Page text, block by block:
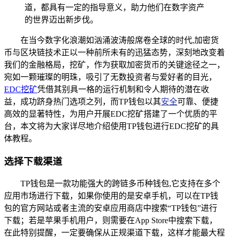
道，都具有一定的指导意义，助力他们在数字资产
的世界迈出新步伐。
在当今数字化浪潮如汹涌波涛般席卷全球的时代,加密货
币与区块链技术正以一种前所未有的迅猛态势，深刻地改变着
我们的金融格局，挖矿，作为获取加密货币的关键途径之一，
宛如一颗璀璨的明珠，吸引了无数投资者与爱好者的目光，
EDC挖矿凭借其别具一格的运行机制和令人期待的潜在收
益，成功跻身热门选项之列，而TP钱包以其安全可靠、便捷
高效的显著特性，为用户开展EDC挖矿搭建了一个优质的平
台，本文将为大家详尽地介绍使用TP钱包进行EDC挖矿的具
体教程。
选择下载渠道
TP钱包是一款功能强大的跨链多币种钱包,它支持在多个
应用市场进行下载，如果你使用的是安卓手机，可以在TP钱
包的官方网站或者主流的安卓应用商店中搜索“TP钱包”进行
下载；若是苹果手机用户，则需要在App Store中搜索下载，
在此特别提醒，一定要确保从正规渠道下载，这样才能最大程